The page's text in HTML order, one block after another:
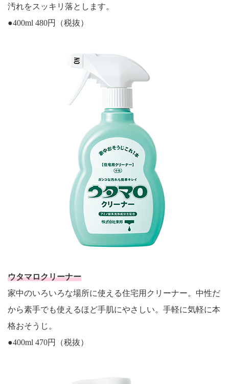
汚れをスッキリ落とします。
●400ml 480円（税抜）
ウタマロクリーナー
家中のいろいろな場所に使える住宅用クリーナー。中性だ
から素手でも使えるほど手肌にやさしい。手軽に気軽に本
格おそうじ。
●400ml 470円（税抜）